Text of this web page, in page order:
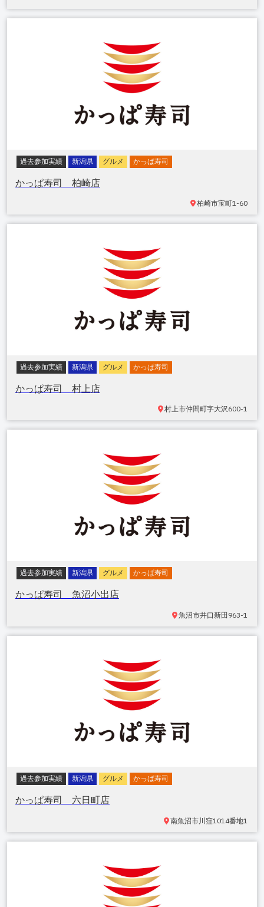
過去参加実績 新潟県 グルメ かっぱ寿司
かっぱ寿司 柏崎店
柏崎市宝町1-60
過去参加実績 新潟県 グルメ かっぱ寿司
かっぱ寿司 村上店
村上市仲間町字大沢600-1
過去参加実績 新潟県 グルメ かっぱ寿司
かっぱ寿司 魚沼小出店
魚沼市井口新田963-1
過去参加実績 新潟県 グルメ かっぱ寿司
かっぱ寿司 六日町店
南魚沼市川窪1014番地1